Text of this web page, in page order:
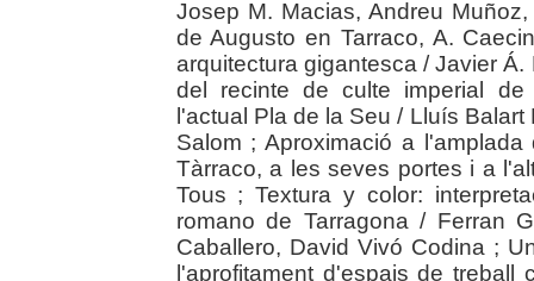
Josep M. Macias, Andreu
de Augusto en Tarraco, A.
arquitectura gigantesca / Javier
del recinte de culte imperial
l'actual Pla de la Seu / Lluís
Salom ; Aproximació a
Tàrraco, a les seves portes i a
Tous ; Textura y color:
romano de Tarragona / Ferran
Caballero, David Vivó Codina ;
l'aprofitament d'espais de